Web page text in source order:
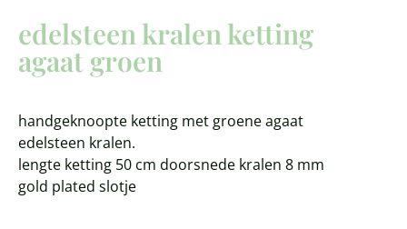
edelsteen kralen ketting
agaat groen
handgeknoopte ketting met groene agaat
edelsteen kralen.
lengte ketting 50 cm doorsnede kralen 8 mm
gold plated slotje